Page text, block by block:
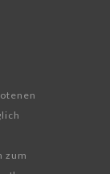
zum